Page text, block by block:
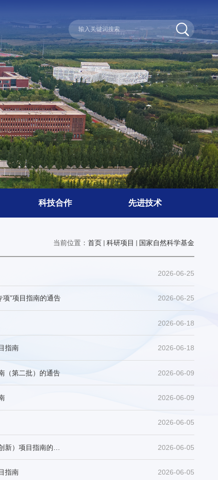
科技合作 先进技术
当前位置： 首页 科研项目 国家自然科学基金
2026-06-25
项”项目指南的通告 2026-06-25
2026-06-18
指南 2026-06-18
（第二批）的通告 2026-06-09
2026-06-09
2026-06-05
2026-06-05
指南 2026-06-05